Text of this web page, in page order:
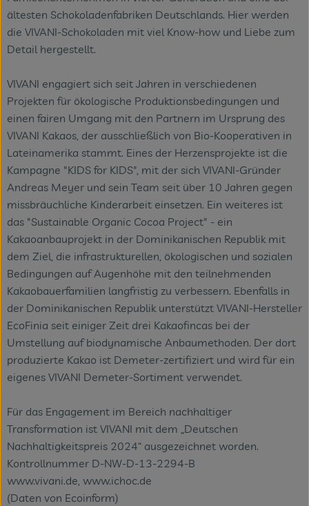
ältesten Schokoladenfabriken Deutschlands. Hier werden
die VIVANI-Schokoladen mit viel Know-how und Liebe zum
Detail hergestellt.
VIVANI engagiert sich seit Jahren in verschiedenen
Projekten für ökologische Produktionsbedingungen und
einen fairen Umgang mit den Partnern im Ursprung des
VIVANI Kakaos, der ausschließlich von Bio-Kooperativen in
Lateinamerika stammt. Eines der Herzensprojekte ist die
Kampagne "KIDS for KIDS", mit der sich VIVANI-Gründer
Andreas Meyer und sein Team seit über 10 Jahren gegen
missbräuchliche Kinderarbeit einsetzen. Ein weiteres ist
das "Sustainable Organic Cocoa Project" - ein
Kakaoanbauprojekt in der Dominikanischen Republik mit
dem Ziel, die infrastrukturellen, ökologischen und sozialen
Bedingungen auf Augenhöhe mit den teilnehmenden
Kakaobauerfamilien langfristig zu verbessern. Ebenfalls in
der Dominikanischen Republik unterstützt VIVANI-Hersteller
EcoFinia seit einiger Zeit drei Kakaofincas bei der
Umstellung auf biodynamische Anbaumethoden. Der dort
produzierte Kakao ist Demeter-zertifiziert und wird für ein
eigenes VIVANI Demeter-Sortiment verwendet.
Für das Engagement im Bereich nachhaltiger
Transformation ist VIVANI mit dem „Deutschen
Nachhaltigkeitspreis 2024“ ausgezeichnet worden.
Kontrollnummer D-NW-D-13-2294-B
www.vivani.de, www.ichoc.de
(Daten von Ecoinform)